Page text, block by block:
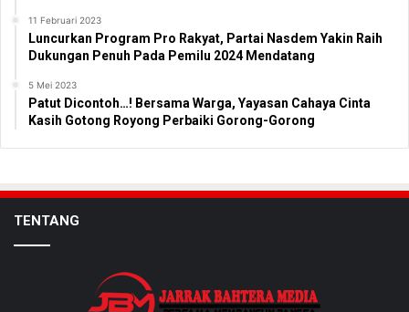
11 Februari 2023
Luncurkan Program Pro Rakyat, Partai Nasdem Yakin Raih
Dukungan Penuh Pada Pemilu 2024 Mendatang
5 Mei 2023
Patut Dicontoh…! Bersama Warga, Yayasan Cahaya Cinta
Kasih Gotong Royong Perbaiki Gorong-Gorong
TENTANG